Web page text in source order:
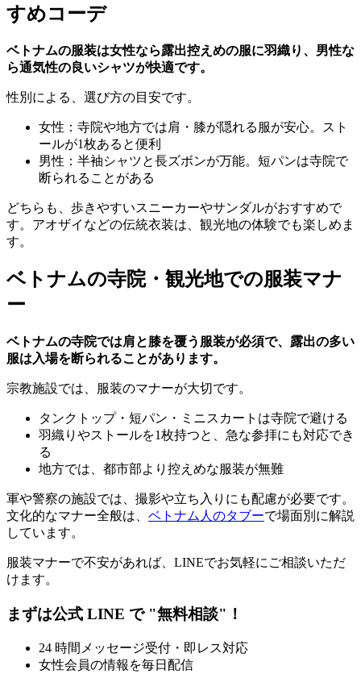
すめコーデ
ベトナムの服装は女性なら露出控えめの服に羽織り、男性な
ら通気性の良いシャツが快適です。
性別による、選び方の目安です。
女性：寺院や地方では肩・膝が隠れる服が安心。スト
ールが1枚あると便利
男性：半袖シャツと長ズボンが万能。短パンは寺院で
断られることがある
どちらも、歩きやすいスニーカーやサンダルがおすすめで
す。アオザイなどの伝統衣装は、観光地の体験でも楽しめま
す。
ベトナムの寺院・観光地での服装マナ
ー
ベトナムの寺院では肩と膝を覆う服装が必須で、露出の多い
服は入場を断られることがあります。
宗教施設では、服装のマナーが大切です。
タンクトップ・短パン・ミニスカートは寺院で避ける
羽織りやストールを1枚持つと、急な参拝にも対応でき
る
地方では、都市部より控えめな服装が無難
軍や警察の施設では、撮影や立ち入りにも配慮が必要です。
文化的なマナー全般は、 ベトナム人のタブーで場面別に解説
しています。
服装マナーで不安があれば、LINEでお気軽にご相談いただ
けます。
まずは公式 LINE で "無料相談"！
24 時間メッセージ受付・即レス対応
女性会員の情報を毎日配信